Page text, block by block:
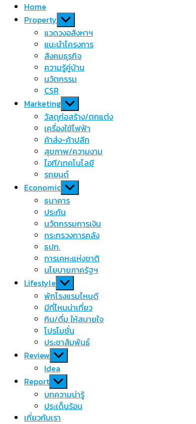
Home
Property Show
sub
menu
แวดวงอสังหาฯ
แนะนำโครงการ
สังคมธุรกิจ
ความรู้คู่บ้าน
นวัตกรรม
CSR
Marketing Show
sub
menu
วัสดุก่อสร้าง/ตกแต่ง
เครื่องใช้ไฟฟ้า
ค้าส่ง-ค้าปลีก
สุขภาพ/ความงาม
ไอที/เทคโนโลยี
รถยนต์
Economic Show
sub
menu
ธนาคาร
ประกัน
นวัตกรรมการเงิน
กระทรวงการคลัง
ธปท.
การเคหะแห่งชาติ
นโยบายภาครัฐฯ
Lifestyle Show
sub
menu
พักโรงแรมไหนดี
มีที่ไหนน่าเที่ยว
กิน/ดื่ม ให้สบายใจ
โปรโมชั่น
ประชาสัมพันธ์
Review Show
sub
menu
Idea
Report Show
sub
menu
บทความน่ารู้
ประเด็นร้อน
เกี่ยวกับเรา